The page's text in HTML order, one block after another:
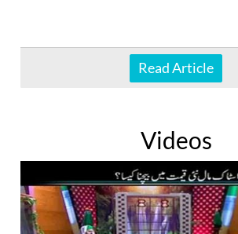
Read Article
Videos